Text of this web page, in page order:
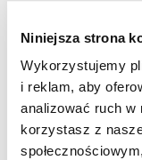
Niniejsza strona
Wykorzystujemy
i reklam, aby
analizować ruch w
korzystasz z
PAKIETY
Kursy teorii
online i chat